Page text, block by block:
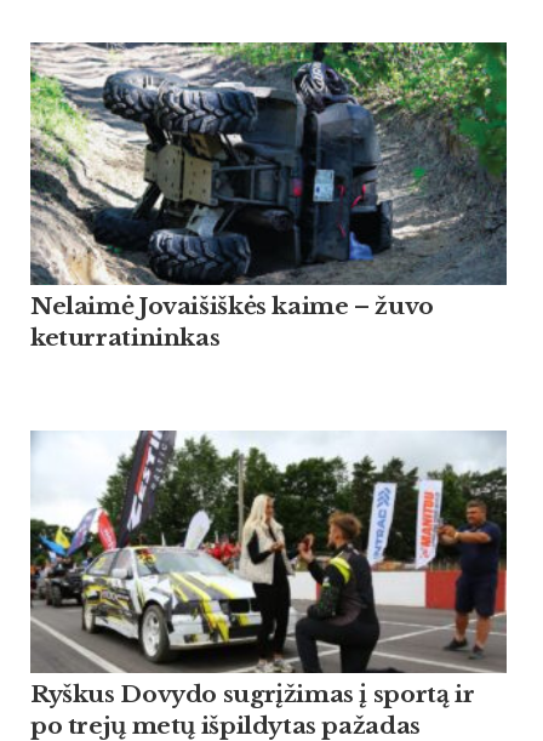
Nelaimė Jovaišiškės kaime – žuvo
keturratininkas
Ryškus Dovydo sugrįžimas į sportą ir
po trejų metų išpildytas pažadas